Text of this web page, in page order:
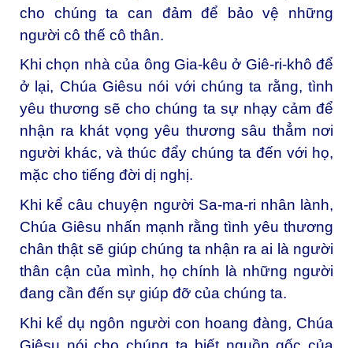
cho chúng ta can đảm để bảo vệ những
người cô thế cô thân.
Khi chọn nhà của ông Gia-kêu ở Giê-ri-khô để
ở lại, Chúa Giêsu nói với chúng ta rằng, tình
yêu thương sẽ cho chúng ta sự nhạy cảm để
nhận ra khát vọng yêu thương sâu thẳm nơi
người khác, và thúc đẩy chúng ta đến với họ,
mặc cho tiếng đời dị nghị.
Khi kể câu chuyện người Sa-ma-ri nhân lành,
Chúa Giêsu nhấn mạnh rằng tình yêu thương
chân thật sẽ giúp chúng ta nhận ra ai là người
thân cận của mình, họ chính là những người
đang cần đến sự giúp đỡ của chúng ta.
Khi kể dụ ngôn người con hoang đàng, Chúa